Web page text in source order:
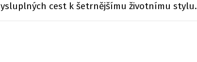
cest k šetrnějšímu životnímu stylu.